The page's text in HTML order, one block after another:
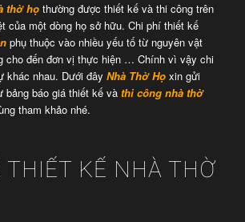
thờ họthường được thiết kế và thi công trên
của một dòng họ sở hữu. Chi phí thiết kế
phụ thuộc vào nhiều yếu tố từ nguyên vật
cho đến đơn vị thực hiện … Chính vì vậy chi
khác nhau. Dưới đây Nhà Thờ Họxin gửi
bảng báo giá thiết kế và thi công nhà thờ
tham khảo nhé.
THIẾT KẾ NHÀ THỜ